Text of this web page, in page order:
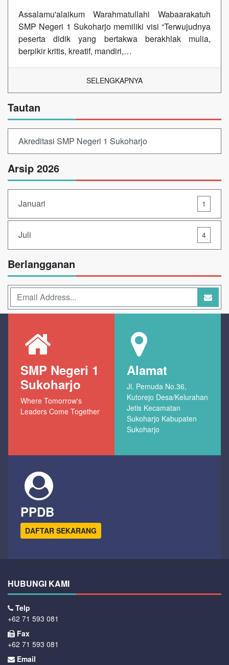
Assalamu'alaikum Warahmatullahi Wabaarakatuh
SMP Negeri 1 Sukoharjo memiliki visi “Terwujudnya
peserta didik yang bertakwa berakhlak mulia,
berpikir kritis, kreatif, mandiri,…
SELENGKAPNYA
Tautan
Akreditasi SMP Negeri 1 Sukoharjo
Arsip 2026
Januari 1
Juli 4
Berlangganan
SMP Negeri 1
Sukoharjo
Where Tomorrow's
Leaders Come Together
Alamat
Jl. Pemuda No.36,
Kutorejo Desa/Kelurahan
Jetis Kecamatan
Sukoharjo Kabupaten
Sukoharjo
PPDB
DAFTAR SEKARANG
HUBUNGI KAMI
Telp
+62 71 593 081
Fax
+62 71 593 081
Email